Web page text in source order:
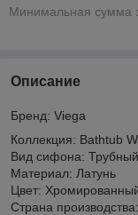
Минимальная сумма
Описание
Бренд: Viega
Коллекция: Bathtub
Вид сифона: Трубный
Материал: Латунь
Цвет:
Страна производства: